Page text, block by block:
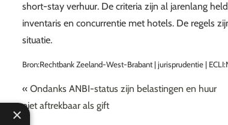
short-stay verhuur. De criteria zijn al jarenlang
inventaris en concurrentie met hotels. De regels
situatie.
Bron:Rechtbank Zeeland-West-Brabant | jurisprudentie |
« Ondanks ANBI-status zijn belastingen en huur
niet aftrekbaar als gift
×